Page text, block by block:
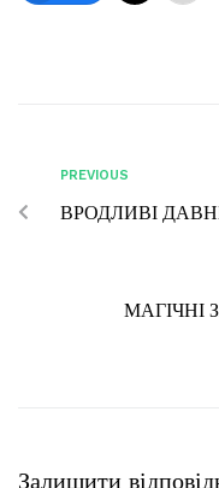
PREVIOUS
ВРОДЛИВІ
МАГІЧНІ
Залишити